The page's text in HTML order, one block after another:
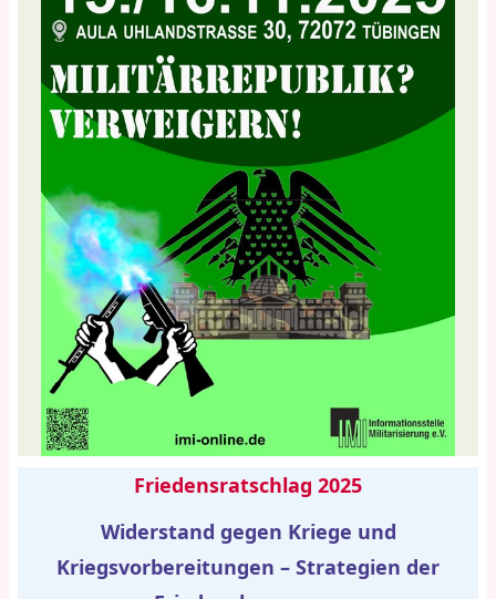
Friedensratschlag 2025
Widerstand gegen Kriege und
Kriegsvorbereitungen – Strategien der